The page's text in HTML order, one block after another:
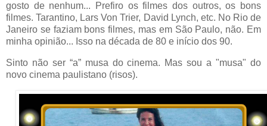
gosto de nenhum... Prefiro os filmes dos outros, os bons
filmes. Tarantino, Lars Von Trier, David Lynch, etc. No Rio de
Janeiro se faziam bons filmes, mas em São Paulo, não. Em
minha opinião... Isso na década de 80 e início dos 90.
Sinto não ser “a” musa do cinema. Mas sou a "musa" do
novo cinema paulistano (risos).